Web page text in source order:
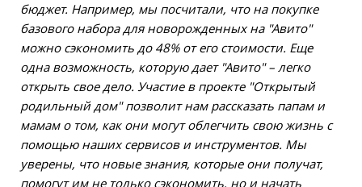
бюджет. Например, мы посчитали, что на покупке
базового набора для новорожденных на "Авито"
можно сэкономить до 48% от его стоимости. Еще
одна возможность, которую дает "Авито" – легко
открыть свое дело. Участие в проекте "Открытый
родильный дом" позволит нам рассказать папам и
мамам о том, как они могут облегчить свою жизнь с
помощью наших сервисов и инструментов. Мы
уверены, что новые знания, которые они получат,
помогут им не только сэкономить, но и начать